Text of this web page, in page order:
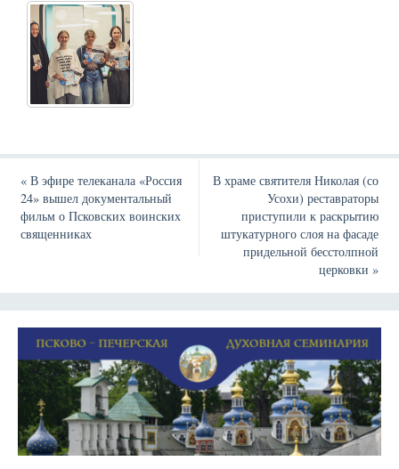
«В эфире телеканала «Россия
24» вышел документальный
фильм о Псковских воинских
священниках
В храме святителя Николая (со
Усохи) реставраторы
приступили к раскрытию
штукатурного слоя на фасаде
придельной бесстолпной
церковки»